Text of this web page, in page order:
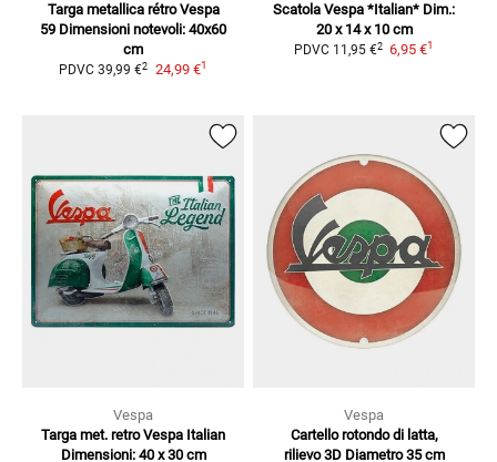
Targa metallica rétro Vespa
59 Dimensioni notevoli: 40x60
cm
PDVC 39,99 €2 24,99 €1
Scatola Vespa *Italian* Dim.:
20 x 14 x 10 cm
PDVC 11,95 €2 6,95 €1
Vespa
Targa met. retro Vespa Italian
Dimensioni: 40 x 30 cm
Vespa
Cartello rotondo di latta,
rilievo 3D Diametro 35 cm